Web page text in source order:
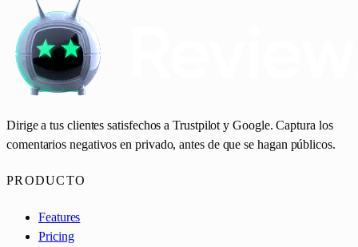
Dirige a tus clientes satisfechos a Trustpilot y Google. Captura los
comentarios negativos en privado, antes de que se hagan públicos.
PRODUCTO
Features
Pricing